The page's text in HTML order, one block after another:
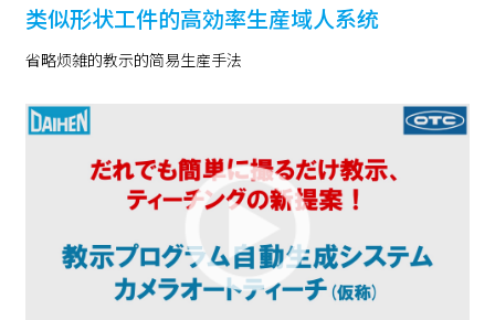
类似形状工件的高効率生産域人系统
省略烦雑的教示的简易生産手法